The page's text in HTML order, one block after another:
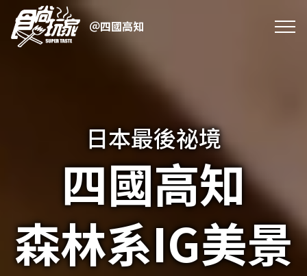
＠四國高知
日本最後祕境
四國高知
森林系IG美景